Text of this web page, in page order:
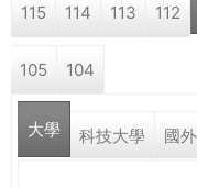
學a
r
e
115 114 113 112
105 104
大學 科技大學 國